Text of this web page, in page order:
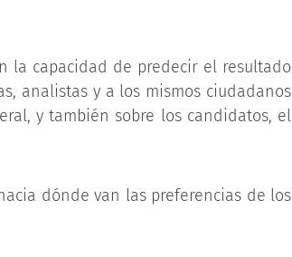
la capacidad de predecir el resultado
analistas y a los mismos ciudadanos
y también sobre los candidatos, el
dónde van las preferencias de los